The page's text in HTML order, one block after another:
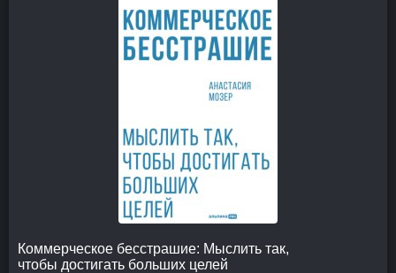
Коммерческое бесстрашие: Мыслить так,
чтобы достигать больших целей